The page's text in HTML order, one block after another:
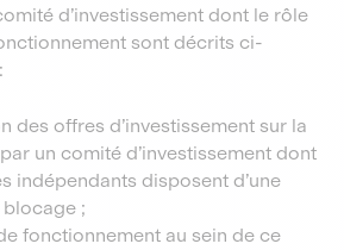
d’investissement dont le rôle
sont décrits ci-
des offres d’investissement sur la
un comité d’investissement dont
indépendants disposent d’une
;
fonctionnement au sein de ce